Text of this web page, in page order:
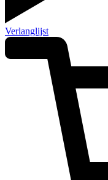
Verlanglijst